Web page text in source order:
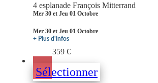
4 esplanade François Mitterrand
Mer 30 et Jeu 01 Octobre
Mer 30 et Jeu 01 Octobre
+ Plus d'infos
359 €
Sélectionner